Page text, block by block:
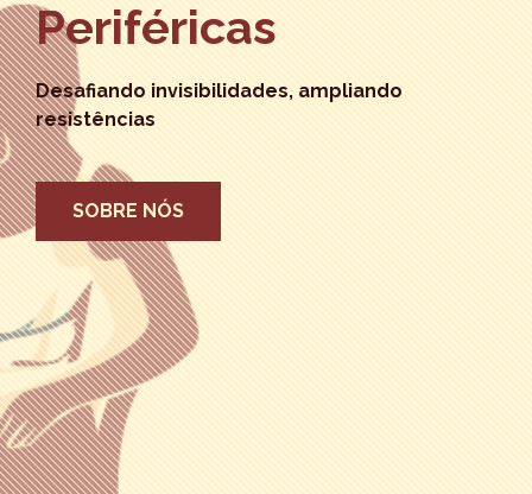
Periféricas
Desafiando invisibilidades, ampliando
resistências
SOBRE NÓS